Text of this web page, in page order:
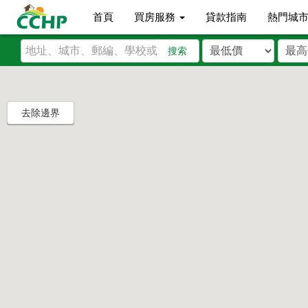
首頁 買房服務 貸款指南 熱門城
搜索
去除邊界